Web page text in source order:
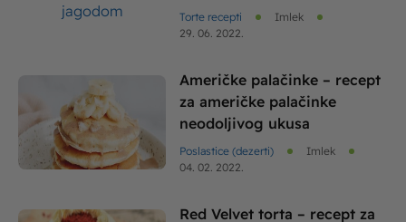
Torte recepti
Imlek
29. 06. 2022.
Poslastice (dezerti)
Imlek
04. 02. 2022.
Američke palačinke – recept
za američke palačinke
neodoljivog ukusa
Red Velvet torta – recept za